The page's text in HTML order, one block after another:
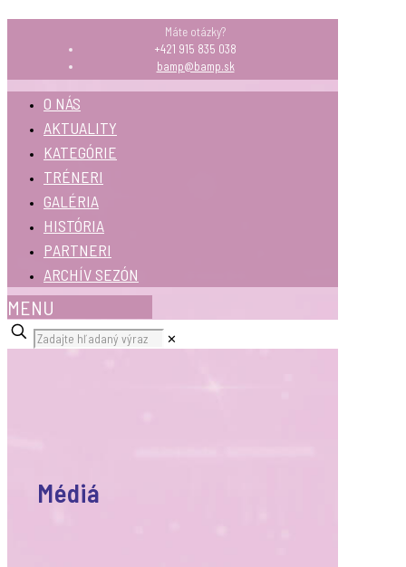
Máte otázky?
+421 915 835 038
bamp@bamp.sk
O NÁS
AKTUALITY
KATEGÓRIE
TRÉNERI
GALÉRIA
HISTÓRIA
PARTNERI
ARCHÍV SEZÓN
MENU
✕
Médiá